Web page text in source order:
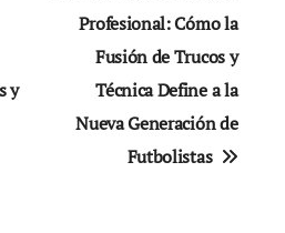
y
Profesional: Cómo la
Fusión de Trucos y
Técnica Define a la
Nueva Generación de
Futbolistas